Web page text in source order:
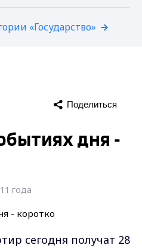
«Государство»
Поделиться
дня -
года
сегодня получат 28